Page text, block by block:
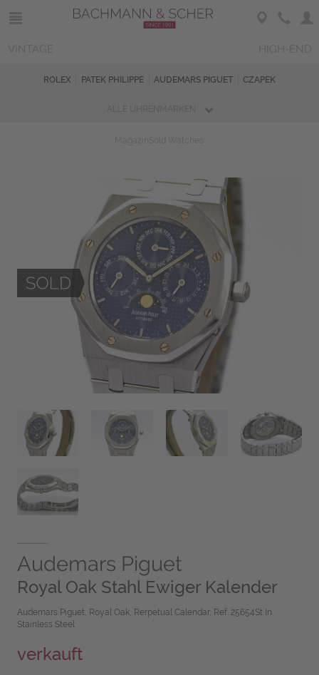
ROLEX PATEK PHILIPPE AUDEMARS PIGUET CZAPEK
Audemars Piguet
Royal Oak Stahl Ewiger Kalender
Audemars Piguet, Royal Oak, Rerpetual Calendar, Ref. 25654St In
Stainless Steel
verkauft